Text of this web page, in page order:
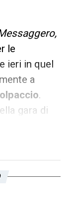
le
ieri in quel
a
.
gara di
parte del